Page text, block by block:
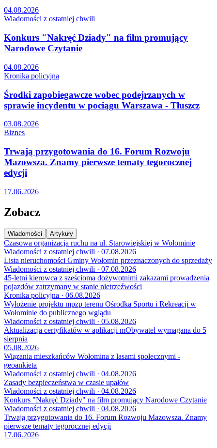
04.08.2026
Wiadomości z ostatniej chwili
Konkurs "Nakręć Dziady" na film promujący
Narodowe Czytanie
04.08.2026
Kronika policyjna
Środki zapobiegawcze wobec podejrzanych w
sprawie incydentu w pociągu Warszawa - Tłuszcz
03.08.2026
Biznes
Trwają przygotowania do 16. Forum Rozwoju
Mazowsza. Znamy pierwsze tematy tegorocznej
edycji
17.06.2026
Zobacz
Wiadomości Artykuły
Czasowa organizacja ruchu na ul. Starowiejskiej w Wołominie
Wiadomości z ostatniej chwili · 07.08.2026
Lista nieruchomości Gminy Wołomin przeznaczonych do sprzedaży
Wiadomości z ostatniej chwili · 07.08.2026
45-letni kierowca z sześcioma dożywotnimi zakazami prowadzenia
pojazdów zatrzymany w stanie nietrzeźwości
Kronika policyjna · 06.08.2026
Wyłożenie projektu mpzp terenu Ośrodka Sportu i Rekreacji w
Wołominie do publicznego wglądu
Wiadomości z ostatniej chwili · 05.08.2026
Aktualizacja certyfikatów w aplikacji mObywatel wymagana do 5
sierpnia
05.08.2026
Wiązania mieszkańców Wołomina z lasami społecznymi -
geoankieta
Wiadomości z ostatniej chwili · 04.08.2026
Zasady bezpieczeństwa w czasie upałów
Wiadomości z ostatniej chwili · 04.08.2026
Konkurs "Nakręć Dziady" na film promujący Narodowe Czytanie
Wiadomości z ostatniej chwili · 04.08.2026
Trwają przygotowania do 16. Forum Rozwoju Mazowsza. Znamy
pierwsze tematy tegorocznej edycji
17.06.2026